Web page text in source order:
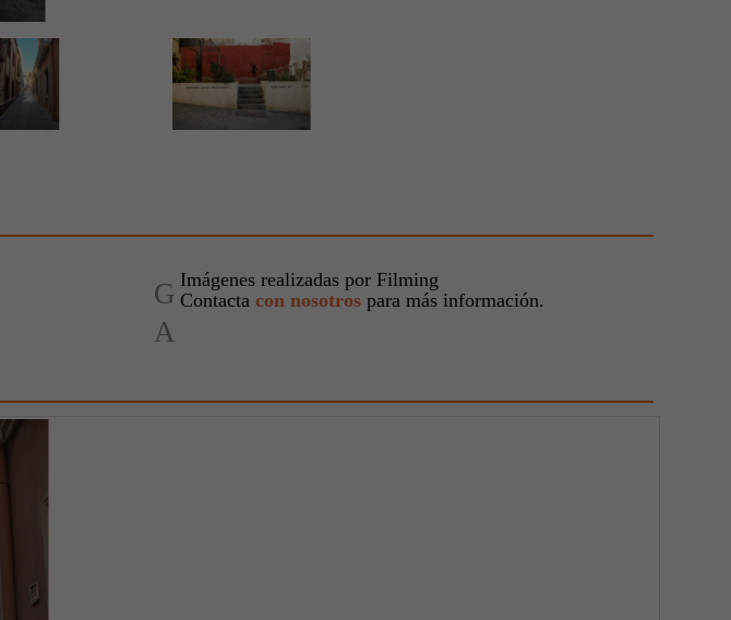
Imágenes realizadas por Filming
Contacta con nosotrospara más información.
G
A